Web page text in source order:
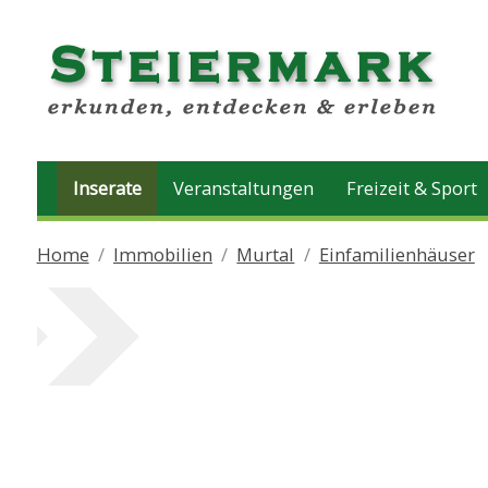
Inserate Veranstaltungen Freizeit & Sport
Home Immobilien Murtal Einfamilienhäuser